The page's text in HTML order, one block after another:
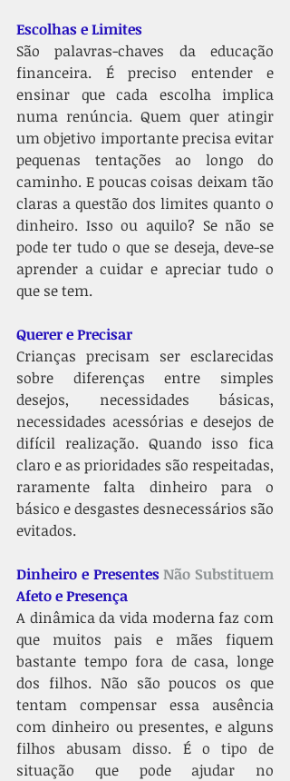
Escolhas e Limites
São palavras-chaves da educação
financeira. É preciso entender e
ensinar que cada escolha implica
numa renúncia. Quem quer atingir
um objetivo importante precisa evitar
pequenas tentações ao longo do
caminho. E poucas coisas deixam tão
claras a questão dos limites quanto o
dinheiro. Isso ou aquilo? Se não se
pode ter tudo o que se deseja, deve-se
aprender a cuidar e apreciar tudo o
que se tem.
Querer e Precisar
Crianças precisam ser esclarecidas
sobre diferenças entre simples
desejos, necessidades básicas,
necessidades acessórias e desejos de
difícil realização. Quando isso fica
claro e as prioridades são respeitadas,
raramente falta dinheiro para o
básico e desgastes desnecessários são
evitados.
Dinheiro e Presentes Não Substituem
Afeto e Presença
A dinâmica da vida moderna faz com
que muitos pais e mães fiquem
bastante tempo fora de casa, longe
dos filhos. Não são poucos os que
tentam compensar essa ausência
com dinheiro ou presentes, e alguns
filhos abusam disso. É o tipo de
situação que pode ajudar no